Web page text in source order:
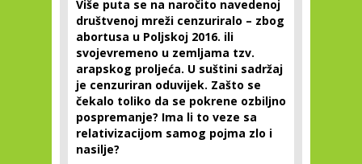
Više puta se na naročito navedenoj
društvenoj mreži cenzuriralo – zbog
abortusa u Poljskoj 2016. ili
svojevremeno u zemljama tzv.
arapskog proljeća. U suštini sadržaj
je cenzuriran oduvijek. Zašto se
čekalo toliko da se pokrene ozbiljno
pospremanje? Ima li to veze sa
relativizacijom samog pojma zlo i
nasilje?